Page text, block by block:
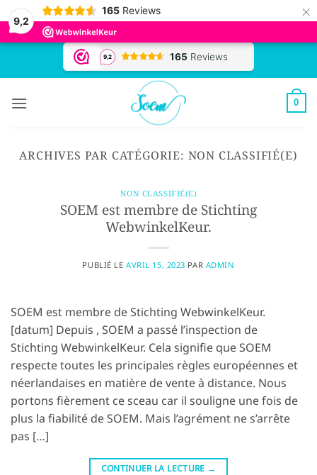
9,2
165 Reviews ×
Passer
0
ARCHIVES PAR CATÉGORIE: NON CLASSIFIÉ(E)
NON CLASSIFIÉ(E)
SOEM est membre de Stichting
WebwinkelKeur.
PUBLIÉ LEAVRIL 15, 2023 PAR ADMIN
SOEM est membre de Stichting WebwinkelKeur.
[datum] Depuis , SOEM a passé l’inspection de
Stichting WebwinkelKeur. Cela signifie que SOEM
respecte toutes les principales règles européennes et
néerlandaises en matière de vente à distance. Nous
portons fièrement ce sceau car il souligne une fois de
plus la fiabilité de SOEM. Mais l’agrément ne s’arrête
pas […]
CONTINUER LA LECTURE →